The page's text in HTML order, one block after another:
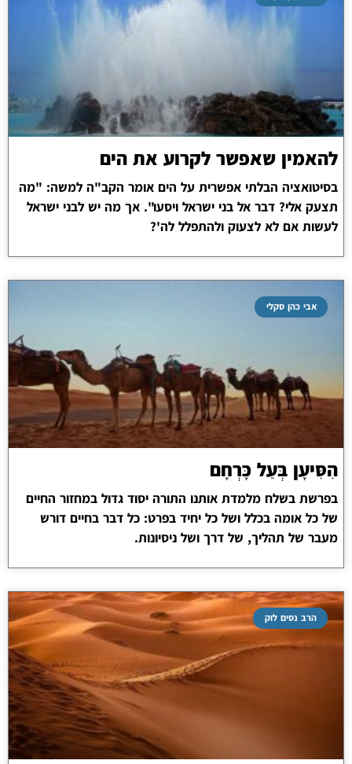
להאמין שאפשר לקרוע את הים
בסיטואציה הבלתי אפשרית על הים אומר הקב"ה למשה: "מה
תצעק אלי? דבר אל בני ישראל ויסעו". אך מה יש לבני ישראל
לעשות אם לא לצעוק ולהתפלל לה'?
אבי כהן סקלי
הִסִּיעָן בְּעַל כָּרְחָם
בפרשת בשלח מלמדת אותנו התורה יסוד גדול במחזור החיים
של כל אומה בכלל ושל כל יחיד בפרט: כל דבר בחיים דורש
מעבר של תהליך, של דרך ושל ניסיונות.
הרב נסים לוק